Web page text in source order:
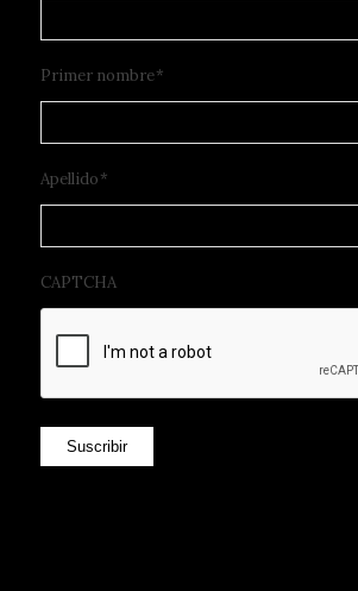
Primer nombre*
Apellido*
CAPTCHA
Suscribir